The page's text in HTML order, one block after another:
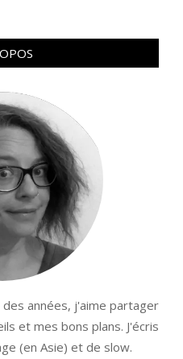
années, j'aime partager
et mes bons plans. J'écris
(en Asie) et de slow.